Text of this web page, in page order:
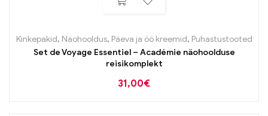
Kinkepakid, Näohooldus, Päeva ja öö kreemid, Puhastustooted
Set de Voyage Essentiel – Académie näohoolduse
reisikomplekt
31,00€